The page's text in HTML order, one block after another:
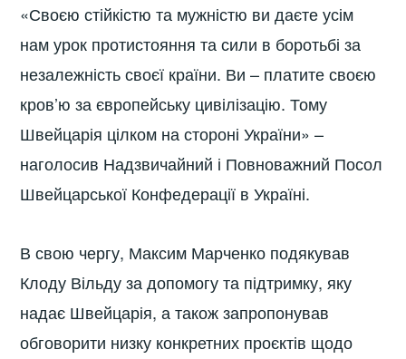
«Своєю стійкістю та мужністю ви даєте усім
нам урок протистояння та сили в боротьбі за
незалежність своєї країни. Ви – платите своєю
кров’ю за європейську цивілізацію. Тому
Швейцарія цілком на стороні України» –
наголосив Надзвичайний і Повноважний Посол
Швейцарської Конфедерації в Україні.
В свою чергу, Максим Марченко подякував
Клоду Вільду за допомогу та підтримку, яку
надає Швейцарія, а також запропонував
обговорити низку конкретних проєктів щодо